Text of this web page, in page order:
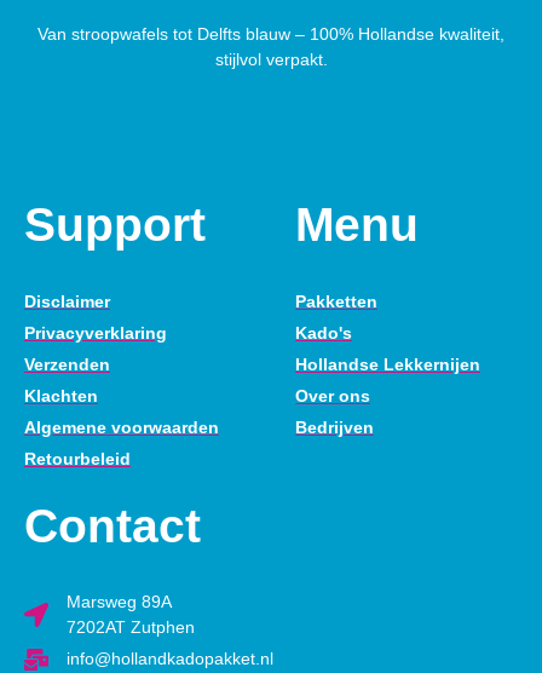
Van stroopwafels tot Delfts blauw – 100% Hollandse kwaliteit,
stijlvol verpakt.
Support
Disclaimer
Privacyverklaring
Verzenden
Klachten
Algemene voorwaarden
Retourbeleid
Menu
Pakketten
Kado's
Hollandse Lekkernijen
Over ons
Bedrijven
Contact
Marsweg 89A
7202AT Zutphen
info@hollandkadopakket.nl